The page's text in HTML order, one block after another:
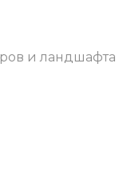
и ландшафта